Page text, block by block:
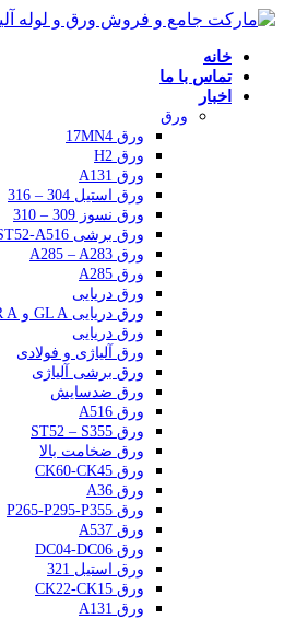
خانه
تماس با ما
اخبار
ورق
ورق 17MN4
ورق H2
ورق A131
ورق استیل 304 – 316
ورق نسوز 309 – 310
ورق برشی ST52-A516
ورق A285 – A283
ورق A285
ورق دریایی
ورق دریایی GL A و LR A
ورق دریایی
ورق آلیاژی و فولادی
ورق برشی آلیاژی
ورق ضدسایش
ورق A516
ورق ST52 – S355
ورق ضخامت بالا
ورق CK60-CK45
ورق A36
ورق P265-P295-P355
ورق A537
ورق DC04-DC06
ورق استیل 321
ورق CK22-CK15
ورق A131